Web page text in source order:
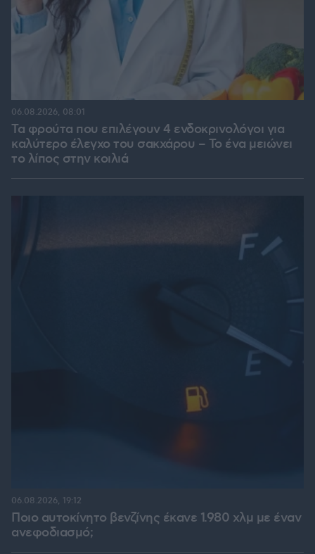
Τα φρούτα που επιλέγουν 4 ενδοκρινολόγοι για
καλύτερο έλεγχο του σακχάρου – Το ένα μειώνει
το λίπος στην κοιλιά
06.08.2026, 08:01
Ποιο αυτοκίνητο βενζίνης έκανε 1.980 χλμ με έναν
ανεφοδιασμό;
06.08.2026, 19:12